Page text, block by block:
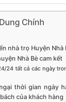
Chính
nhà trọ Huyện Nhà
Nhà Bè cam kết
24 tất cả các ngày
thời gian ngày
của khách hàng